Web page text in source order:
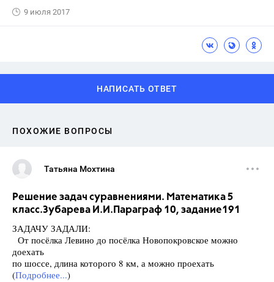
9 июля 2017
НАПИСАТЬ ОТВЕТ
ПОХОЖИЕ ВОПРОСЫ
Татьяна Мохтина
Решение задач суравнениями. Математика 5
класс.Зубарева И.И.Параграф 10, задание191
ЗАДАЧУ ЗАДАЛИ:
От посёлка Левино до посёлка Новопокровское можно
доехать
по шоссе, длина которого 8 км, а можно проехать
(Подробнее...)